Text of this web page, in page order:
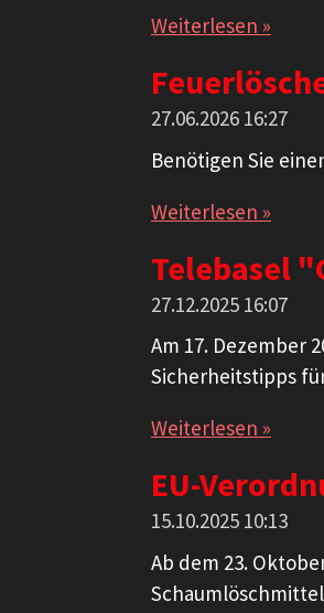
Weiterlesen »
27.06.2026 16:27
Benötigen Sie
Weiterlesen »
Telebasel
27.12.2025 16:07
Am 17. Dezember
Sicherheitstipps
Weiterlesen »
EU-
15.10.2025 10:13
Ab dem 23.